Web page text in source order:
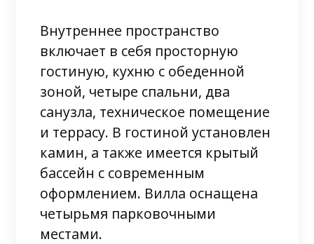
Внутреннее пространство
включает в себя просторную
гостиную, кухню с обеденной
зоной, четыре спальни, два
санузла, техническое помещение
и террасу. В гостиной установлен
камин, а также имеется крытый
бассейн с современным
оформлением. Вилла оснащена
четырьмя парковочными
местами.